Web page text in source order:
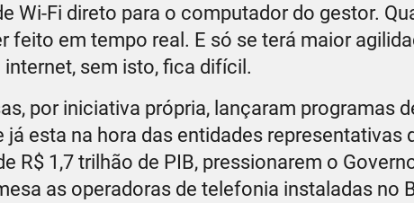
Wi-Fi direto para o computador do gestor.
em tempo real. E só se terá maior
sem isto, fica difícil.
por iniciativa própria, lançaram programas
esta na hora das entidades representativas
R$ 1,7 trilhão de PIB, pressionarem o
as operadoras de telefonia instaladas no